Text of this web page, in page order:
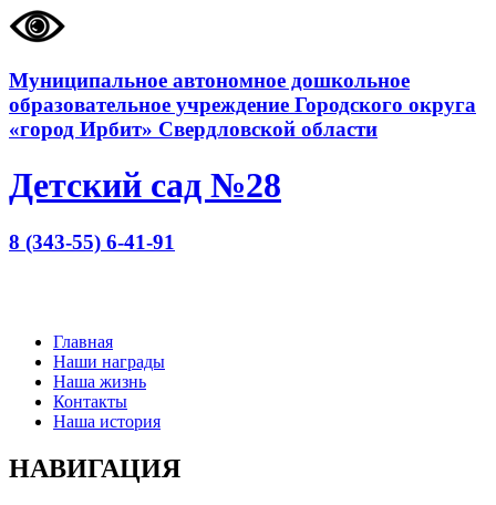
Муниципальное автономное дошкольное
образовательное учреждение Городского округа
«город Ирбит» Свердловской области
Детский сад №28
8 (343-55) 6-41-91
Главная
Наши награды
Наша жизнь
Контакты
Наша история
НАВИГАЦИЯ